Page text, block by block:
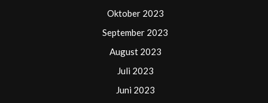
Oktober 2023
September 2023
August 2023
Juli 2023
Juni 2023